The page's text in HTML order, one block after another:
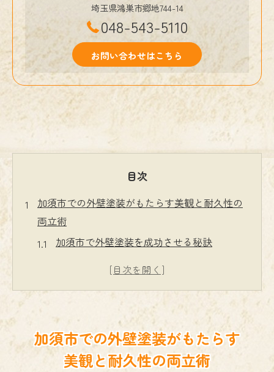
埼玉県鴻巣市郷地744-14
048-543-5110
お問い合わせはこちら
目次
加須市での外壁塗装がもたらす美観と耐久性の
両立術
加須市で外壁塗装を成功させる秘訣
美観を保つための塗料選びのポイント
加須市の気候に適した塗料の特性
見た目と耐久性を両立させるデザインの工
夫
外壁メンテナンスで長持ちする家を実現
加須市での外壁塗装がもたらす
美観と耐久性の両立術